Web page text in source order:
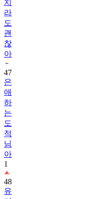
도
괜
찮
아
47
은
애
하
는
도
적
님
아
1
48
유
미
의